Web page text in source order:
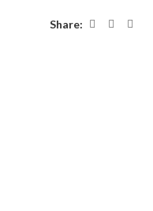
Share: